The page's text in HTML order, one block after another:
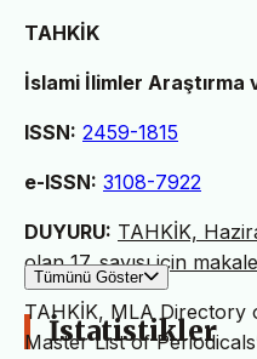
TAHKİK
İslami İlimler Araştırma
ISSN: 2459-1815
e-ISSN: 3108-7922
DUYURU: TAHKİK,
olan 17. sayısı için
TAHKİK, MLA Directory
Master List of
Tümünü Göster
İstatistikler